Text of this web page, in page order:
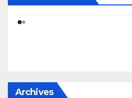
Archives